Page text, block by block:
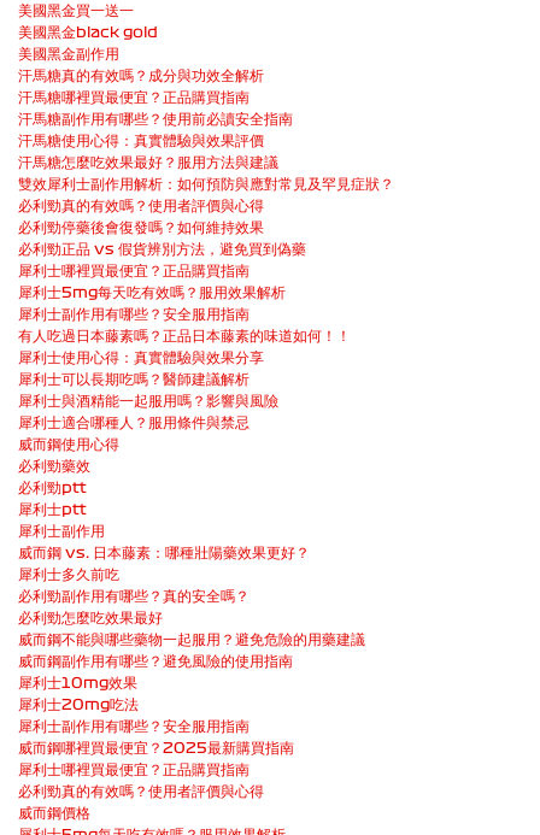
美國黑金買一送一
美國黑金black gold
美國黑金副作用
汗馬糖真的有效嗎？成分與功效全解析
汗馬糖哪裡買最便宜？正品購買指南
汗馬糖副作用有哪些？使用前必讀安全指南
汗馬糖使用心得：真實體驗與效果評價
汗馬糖怎麼吃效果最好？服用方法與建議
雙效犀利士副作用解析：如何預防與應對常見及罕見症狀？
必利勁真的有效嗎？使用者評價與心得
必利勁停藥後會復發嗎？如何維持效果
必利勁正品 vs 假貨辨別方法，避免買到偽藥
犀利士哪裡買最便宜？正品購買指南
犀利士5mg每天吃有效嗎？服用效果解析
犀利士副作用有哪些？安全服用指南
有人吃過日本藤素嗎？正品日本藤素的味道如何！！
犀利士使用心得：真實體驗與效果分享
犀利士可以長期吃嗎？醫師建議解析
犀利士與酒精能一起服用嗎？影響與風險
犀利士適合哪種人？服用條件與禁忌
威而鋼使用心得
必利勁藥效
必利勁ptt
犀利士ptt
犀利士副作用
威而鋼 vs. 日本藤素：哪種壯陽藥效果更好？
犀利士多久前吃
必利勁副作用有哪些？真的安全嗎？
必利勁怎麼吃效果最好
威而鋼不能與哪些藥物一起服用？避免危險的用藥建議
威而鋼副作用有哪些？避免風險的使用指南
犀利士10mg效果
犀利士20mg吃法
犀利士副作用有哪些？安全服用指南
威而鋼哪裡買最便宜？2025最新購買指南
犀利士哪裡買最便宜？正品購買指南
必利勁真的有效嗎？使用者評價與心得
威而鋼價格